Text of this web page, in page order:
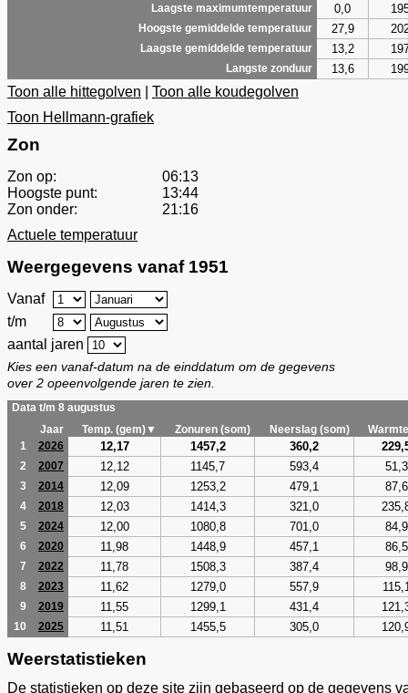
Laagste maximumtemperatuur 0,0
Hoogste gemiddelde temperatuur 27,9
Laagste gemiddelde temperatuur 13,2
Langste zonduur 13,6
Toon alle hittegolven
Toon alle koudegolven
Toon Hellmann-grafiek
Zon
Zon op:
06:13
Hoogste punt:
13:44
Zon onder:
21:16
Actuele temperatuur
Weergegevens vanaf 1951
Vanaf
t/m
aantal jaren
Kies een vanaf-datum na de einddatum om de gegevens
over 2 opeenvolgende jaren te zien.
Data t/m 8 augustus
Jaar
Temp. (gem)▼ Zonuren (som) Neerslag (som)
1
2026 12,17 1457,2 360,2
2 2007 12,12 1145,7 593,4 51,3
3 2014 12,09 1253,2 479,1 87,6
4 2018 12,03 1414,3 321,0
5 2024 12,00 1080,8 701,0 84,9
6 2020 11,98 1448,9 457,1 86,5
7 2022 11,78 1508,3 387,4 98,9
8 2023 11,62 1279,0 557,9
9 2019 11,55 1299,1 431,4
10 2025 11,51 1455,5 305,0
Weerstatistieken
De statistieken op deze site zijn gebaseerd op de gegevens